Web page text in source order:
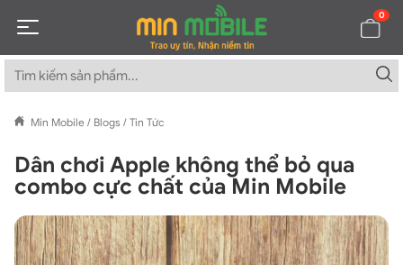
0
Min Mobile / Blogs / Tin Tức
Dân chơi Apple không thể bỏ qua
combo cực chất của Min Mobile